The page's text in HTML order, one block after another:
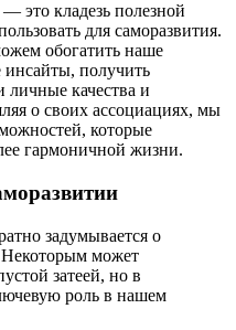
это кладезь полезной
для саморазвития.
обогатить наше
инсайты, получить
личные качества и
о своих ассоциациях, мы
которые
гармоничной жизни.
задумывается о
Некоторым может
затеей, но в
роль в нашем